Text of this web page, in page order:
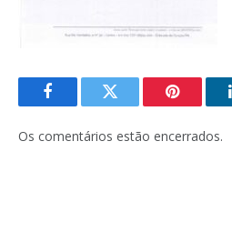
FacebookTwitter Pinterest
Os comentários estão encerrados.